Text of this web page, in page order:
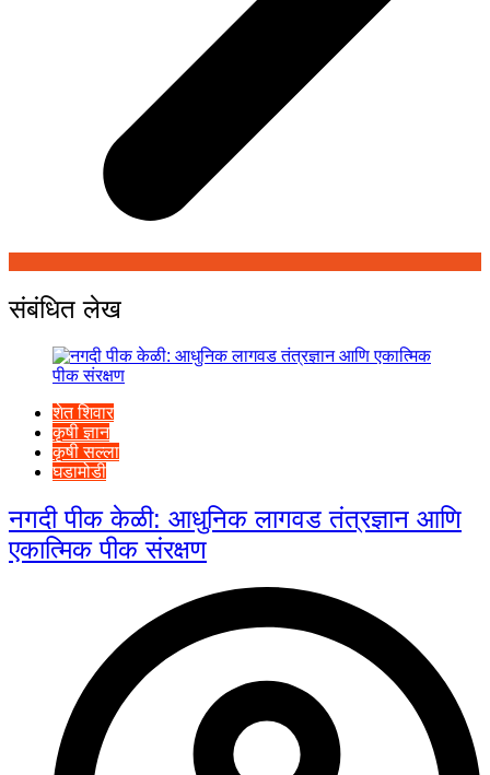
संबंधित लेख
शेत शिवार
कृषी ज्ञान
कृषी सल्ला
घडामोडी
नगदी पीक केळी: आधुनिक लागवड तंत्रज्ञान आणि
एकात्मिक पीक संरक्षण